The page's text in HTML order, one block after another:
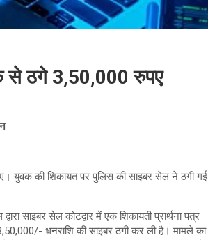
से ठगे 3,50,000 रुपए
युवक की शिकायत पर पुलिस की साइबर सेल ने ठगी गई
साइबर सेल कोटद्वार में एक शिकायती प्रार्थना पत्र
धनराशि की साइबर ठगी कर ली है। मामले का